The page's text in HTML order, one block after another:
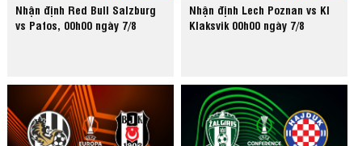
Nhận định Red Bull Salzburg
vs Pafos, 00h00 ngày 7/8
Nhận định Lech Poznan vs KI
Klaksvik 00h00 ngày 7/8